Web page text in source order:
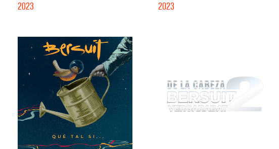
2023 2023
La Muela y Sus Amigos
QUE NO SE MUELA LA MUELA - SINGLE